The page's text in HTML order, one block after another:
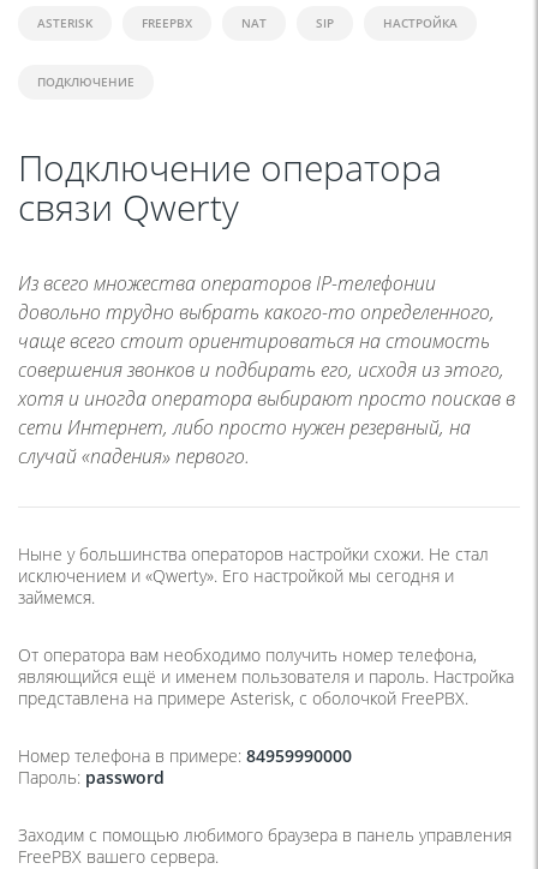
ASTERISK FREEPBX NAT SIP НАСТРОЙКА
ПОДКЛЮЧЕНИЕ
Подключение оператора
связи Qwerty
Из всего множества операторов IP-телефонии
довольно трудно выбрать какого-то определенного,
чаще всего стоит ориентироваться на стоимость
совершения звонков и подбирать его, исходя из этого,
хотя и иногда оператора выбирают просто поискав в
сети Интернет, либо просто нужен резервный, на
случай «падения» первого.
Ныне у большинства операторов настройки схожи. Не стал
исключением и «Qwerty». Его настройкой мы сегодня и
займемся.
От оператора вам необходимо получить номер телефона,
являющийся ещё и именем пользователя и пароль. Настройка
представлена на примере Asterisk, с оболочкой FreePBX.
Номер телефона в примере: 84959990000
Пароль: password
Заходим с помощью любимого браузера в панель управления
FreePBX вашего сервера.